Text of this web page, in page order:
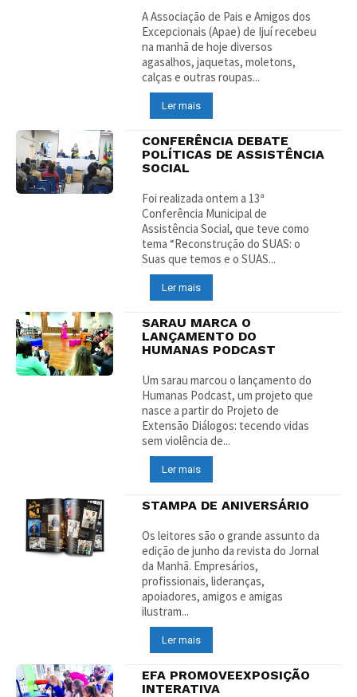
A Associação de Pais e Amigos dos
Excepcionais (Apae) de Ijuí recebeu
na manhã de hoje diversos
agasalhos, jaquetas, moletons,
calças e outras roupas...
Ler mais
CONFERÊNCIA DEBATE
POLÍTICAS DE ASSISTÊNCIA
SOCIAL
Foi realizada ontem a 13ª
Conferência Municipal de
Assistência Social, que teve como
tema “Reconstrução do SUAS: o
Suas que temos e o SUAS...
Ler mais
SARAU MARCA O
LANÇAMENTO DO
HUMANAS PODCAST
Um sarau marcou o lançamento do
Humanas Podcast, um projeto que
nasce a partir do Projeto de
Extensão Diálogos: tecendo vidas
sem violência de...
Ler mais
STAMPA DE ANIVERSÁRIO
Os leitores são o grande assunto da
edição de junho da revista do Jornal
da Manhã. Empresários,
profissionais, lideranças,
apoiadores, amigos e amigas
ilustram...
Ler mais
EFA PROMOVEEXPOSIÇÃO
INTERATIVA